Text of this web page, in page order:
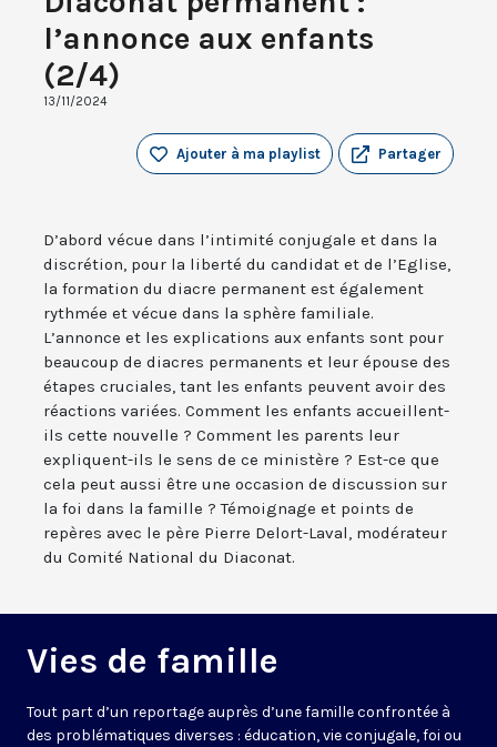
l’annonce aux enfants
(2/4)
13/11/2024
Partager
Ajouter à ma playlist
D’abord vécue dans l’intimité conjugale et dans la
discrétion, pour la liberté du candidat et de l’Eglise,
la formation du diacre permanent est également
rythmée et vécue dans la sphère familiale.
L’annonce et les explications aux enfants sont pour
beaucoup de diacres permanents et leur épouse des
étapes cruciales, tant les enfants peuvent avoir des
réactions variées. Comment les enfants accueillent-
ils cette nouvelle ? Comment les parents leur
expliquent-ils le sens de ce ministère ? Est-ce que
cela peut aussi être une occasion de discussion sur
la foi dans la famille ? Témoignage et points de
repères avec le père Pierre Delort-Laval, modérateur
du Comité National du Diaconat.
Vies de famille
Tout part d’un reportage auprès d’une famille confrontée à
des problématiques diverses : éducation, vie conjugale, foi ou